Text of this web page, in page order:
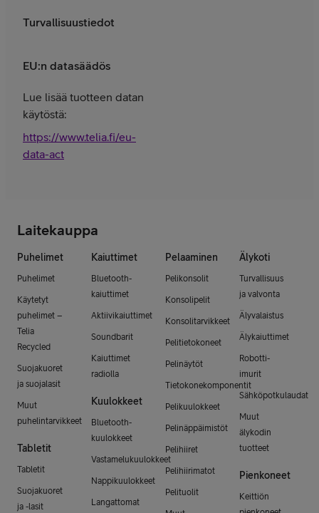
Turvallisuustiedot
EU:n datasäädös
Lue lisää tuotteen datan
käytöstä:
https://www.telia.fi/eu-
data-act
Laitekauppa
Puhelimet
Puhelimet
Käytetyt
puhelimet –
Telia
Recycled
Suojakuoret
ja suojalasit
Muut
puhelintarvikkeet
Tabletit
Tabletit
Suojakuoret
ja -lasit
Kaiuttimet
Bluetooth-
kaiuttimet
Aktiivikaiuttimet
Soundbarit
Kaiuttimet
radiolla
Kuulokkeet
Bluetooth-
kuulokkeet
Vastamelukuulokkeet
Nappikuulokkeet
Langattomat
Pelaaminen
Pelikonsolit
Konsolipelit
Konsolitarvikkeet
Pelitietokoneet
Pelinäytöt
Tietokonekomponentit
Pelikuulokkeet
Pelinäppäimistöt
Pelihiiret
Pelihiirimatot
Pelituolit
Älykoti
Turvallisuus
ja valvonta
Älyvalaistus
Älykaiuttimet
Robotti-
imurit
Sähköpotkulaudat
Muut
älykodin
tuotteet
Pienkoneet
Keittiön